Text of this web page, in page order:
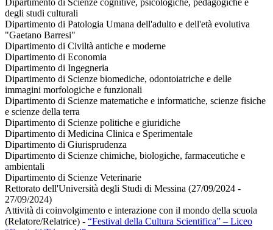
degli studi culturali
Dipartimento di Patologia Umana dell'adulto e dell'età evolutiva
"Gaetano Barresi"
Dipartimento di Civiltà antiche e moderne
Dipartimento di Economia
Dipartimento di Ingegneria
Dipartimento di Scienze biomediche, odontoiatriche e delle
immagini morfologiche e funzionali
Dipartimento di Scienze matematiche e informatiche, scienze fisiche
e scienze della terra
Dipartimento di Scienze politiche e giuridiche
Dipartimento di Medicina Clinica e Sperimentale
Dipartimento di Giurisprudenza
Dipartimento di Scienze chimiche, biologiche, farmaceutiche e
ambientali
Dipartimento di Scienze Veterinarie
Rettorato dell'Università degli Studi di Messina (27/09/2024 -
27/09/2024)
Attività di coinvolgimento e interazione con il mondo della scuola
(Relatore/Relatrice) - “Festival della Cultura Scientifica” – Liceo